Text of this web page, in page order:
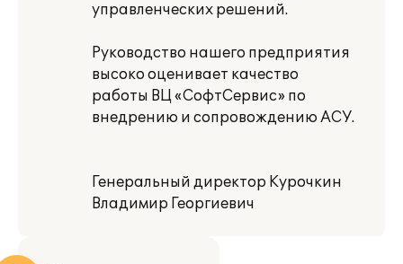
управленческих решений.
Руководство нашего предприятия
высоко оценивает качество
работы ВЦ «СофтСервис» по
внедрению и сопровождению АСУ.
Генеральный директор Курочкин
Владимир Георгиевич